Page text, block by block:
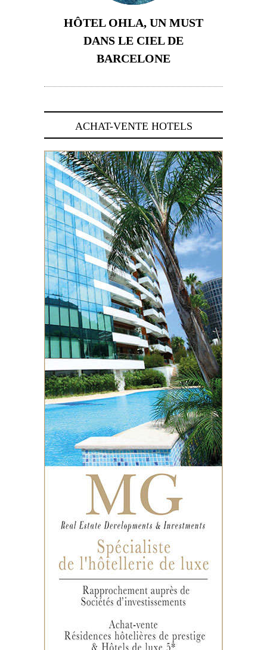
HÔTEL OHLA, UN MUST
DANS LE CIEL DE
BARCELONE
ACHAT-VENTE HOTELS